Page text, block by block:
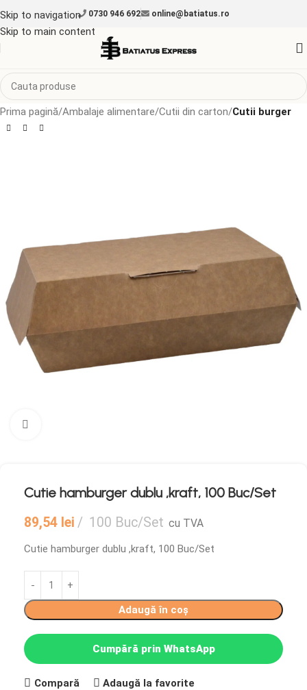
Skip to navigation
Skip to main content
0730 946 692 online@batiatus.ro
Prima pagină Ambalaje alimentare Cutii din carton Cutii burger
Cutie hamburger dublu ,kraft, 100 Buc/Set
89,54 lei 100 Buc/Set cu TVA
Cutie hamburger dublu ,kraft, 100 Buc/Set
Adaugă în coș
Cumpără prin WhatsApp
Compară Adaugă la favorite